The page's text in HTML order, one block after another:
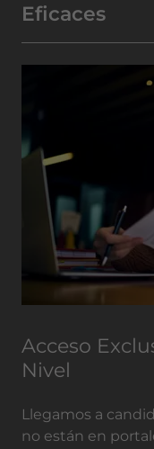
Eficaces
Acceso
Nivel
Llegamos a
no están en